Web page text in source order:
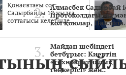
Қонаевтағы сот:
Садырбайды 12 жылға
соттағысы келетінде..
Алмасбек Садырбай
Протоколдағы
кол қоюлар,
Майдан шебіндегі
бетбұрыс: Киевтің
«технократиялық
төңкерісі» жән..